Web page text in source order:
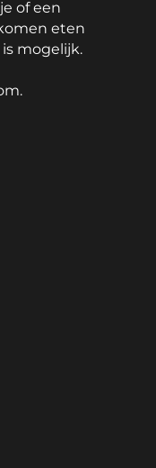
of een
eten
mogelijk.